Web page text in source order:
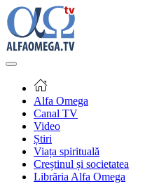
Alfa Omega
Canal TV
Video
Știri
Viața spirituală
Creștinul și societatea
Librăria Alfa Omega